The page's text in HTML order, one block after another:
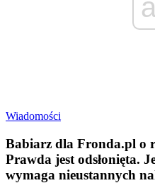
Wiadomości
Babiarz dla Fronda.pl o
Prawda jest odsłonięta.
wymaga nieustannych